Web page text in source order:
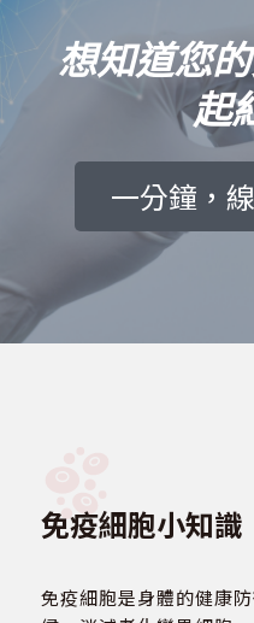
想知道您
起
一分鐘，
免疫細胞小知識
免疫細胞是身體的健康